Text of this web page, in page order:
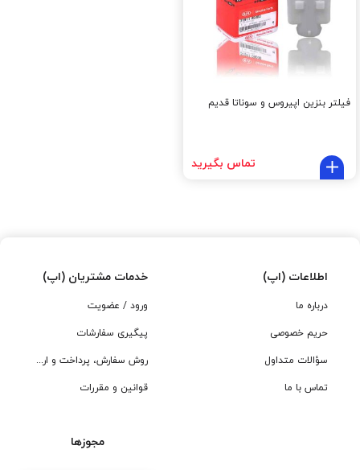
فیلتر بنزین اپیروس و سوناتا قدیم
تماس بگیرید
اطلاعات (اپ)
درباره ما
حریم خصوصی
سؤالات متداول
تماس با ما
خدمات مشتریان (اپ)
ورود / عضویت
پیگیری سفارشات
روش سفارش، پرداخت و ارسال
قوانین و مقررات
مجوزها